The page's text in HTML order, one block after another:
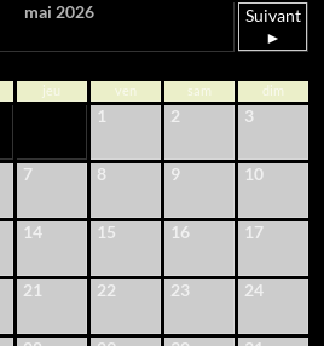
mai 2026
Suivant
►
jeu ven sam dim
1 2 3
7 8 9 10
14 15 16 17
21 22 23 24